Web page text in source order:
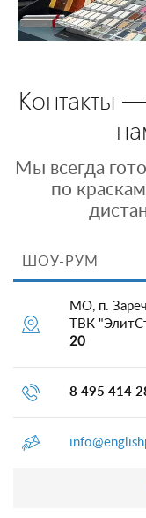
Контакты
Мы всегда
по
ШОУ-РУМ
МО, п.
ТВК
20
8 495 414